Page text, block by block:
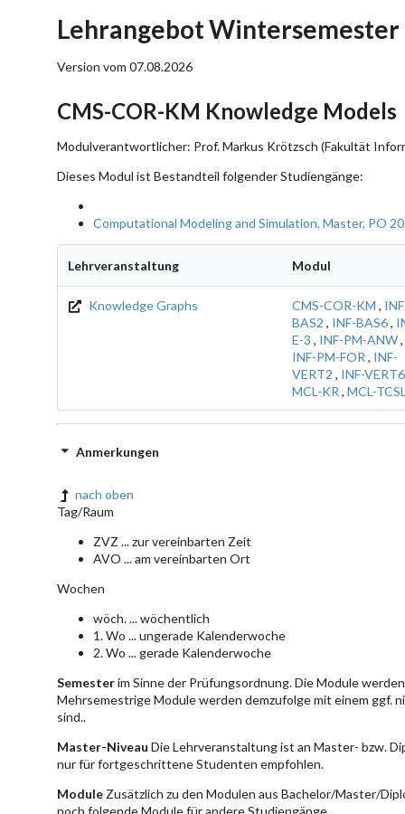
Lehrangebot Wintersemester
Version vom 07.08.2026
CMS-COR-KM Knowledge Models
Modulverantwortlicher: Prof. Markus Krötzsch (Fakultät
Dieses Modul ist Bestandteil folgender Studiengänge:
Computational Modeling and Simulation, Master, PO
Lehrveranstaltung Modul
Knowledge Graphs CMS-COR-KM ,
BAS2 , INF-BAS6,
E-3 , INF-PM-ANW,
INF-PM-FOR , INF-
VERT2 , INF-VERT6
MCL-KR , MCL-
Anmerkungen
nach oben
Tag/Raum
ZVZ ... zur vereinbarten Zeit
AVO ... am vereinbarten Ort
Wochen
wöch. ... wöchentlich
1. Wo ... ungerade Kalenderwoche
2. Wo ... gerade Kalenderwoche
Semesterim Sinne der Prüfungsordnung. Die Module
Mehrsemestrige Module werden demzufolge mit einem ggf.
sind..
Master-Niveau Die Lehrveranstaltung ist an Master- bzw.
nur für fortgeschrittene Studenten empfohlen.
Module Zusätzlich zu den Modulen aus Bachelor/Master/
noch folgende Module für andere Studiengänge